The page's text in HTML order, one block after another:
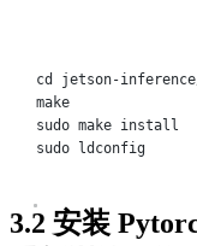
cd
jetson-
make
sudo make
install
sudo
ldconfig
3.2 安装